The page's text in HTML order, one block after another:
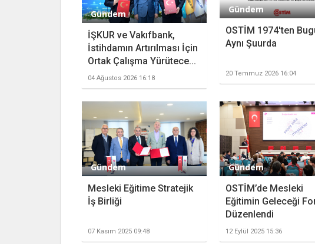
Gündem
İŞKUR ve Vakıfbank,
İstihdamın Artırılması İçin
Ortak Çalışma Yürütece...
04 Ağustos 2026 16:18
Gündem
OSTİM 1974'ten
Aynı Şuurda
20 Temmuz 2026 16:04
Gündem
Mesleki Eğitime Stratejik
İş Birliği
07 Kasım 2025 09:48
Gündem
OSTİM’de Mesleki
Eğitimin Geleceği
Düzenlendi
12 Eylül 2025 15:36